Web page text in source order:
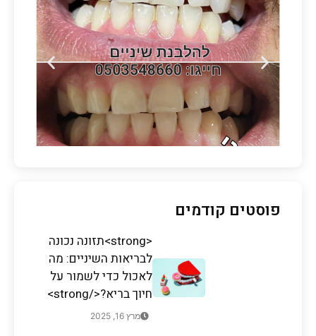
פוסטים קודמים
<strong>תזונה נכונה
לבריאות השיניים: מה
לאכול כדי לשמור על
חיוך בריא?</strong>
מרץ 16, 2025